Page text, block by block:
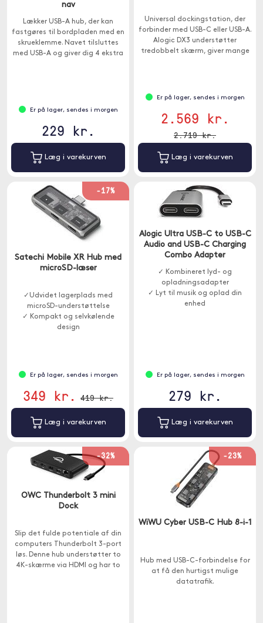
nav
Lækker USB-A hub, der kan
fastgøres til bordpladen med en
skrueklemme. Navet tilsluttes
med USB-A og giver dig 4 ekstra
Er på lager, sendes i morgen
229 kr.
Læg i varekurven
Universal dockingstation, der
forbinder med USB-C eller USB-A.
Alogic DX3 understøtter
tredobbelt skærm, giver mange
Er på lager, sendes i morgen
2.569 kr.
2.719 kr.
Læg i varekurven
-17%
Satechi Mobile XR Hub med
microSD-læser
✓Udvidet lagerplads med
microSD-understøttelse
✓ Kompakt og selvkølende
design
Er på lager, sendes i morgen
349 kr. 419 kr.
Læg i varekurven
Alogic Ultra USB-C to USB-C
Audio and USB-C Charging
Combo Adapter
✓ Kombineret lyd- og
opladningsadapter
✓ Lyt til musik og oplad din
enhed
Er på lager, sendes i morgen
279 kr.
Læg i varekurven
-32%
OWC Thunderbolt 3 mini
Dock
Slip det fulde potentiale af din
computers Thunderbolt 3-port
løs. Denne hub understøtter to
4K-skærme via HDMI og har to
-23%
WiWU Cyber USB-C Hub 8-i-1
Hub med USB-C-forbindelse for
at få den hurtigst mulige
datatrafik.